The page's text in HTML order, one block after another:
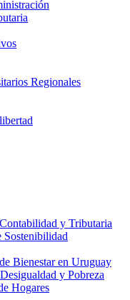
Regionales
y Tributaria
Sostenibilidad
Bienestar en Uruguay
y Pobreza
Hogares